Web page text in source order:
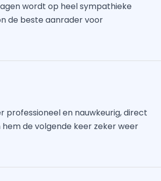
wordt op heel sympathieke
de beste aanrader voor
professioneel en nauwkeurig, direct
de volgende keer zeker weer